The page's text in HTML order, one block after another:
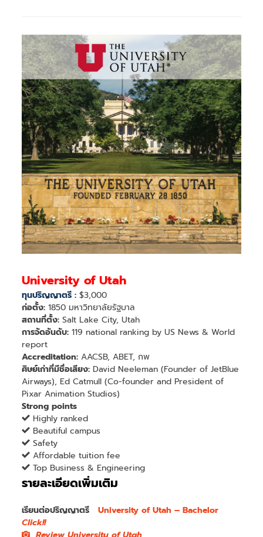
University of Utah
ทุนปริญญาตรี : $3,000
ก่อตั้ง: 1850 มหาวิทยาลัยรัฐบาล
สถานที่ตั้ง: Salt Lake City, Utah
การจัดอันดับ: 119 national ranking by US News & World
report
Accreditation: AACSB, ABET, กพ
ศิษย์เก่าที่มีชื่อเสียง: David Neeleman (Founder of JetBlue
Airways), Ed Catmull (Co-founder and President of
Pixar Animation Studios)
Strong points
Highly ranked
Beautiful campus
Safety
Affordable tuition fee
Top Business & Engineering
รายละเอียดเพิ่มเติม
เรียนต่อปริญญาตรีUniversity of Utah – Bachelor
Click!!